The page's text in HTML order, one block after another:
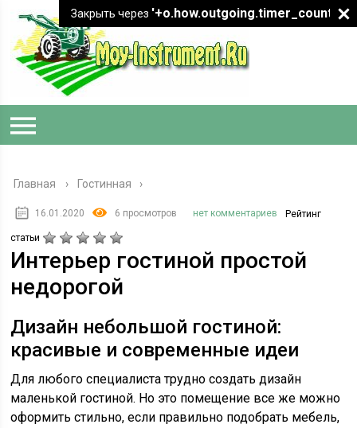
Главная › Гостинная
16.01.2020 6 просмотров нет комментариев Рейтинг
статьи
Интерьер гостиной простой
недорогой
Дизайн небольшой гостиной:
красивые и современные идеи
Для любого специалиста трудно создать дизайн
маленькой гостиной. Но это помещение все же можно
оформить стильно, если правильно подобрать мебель,
Закрыть через '+o.how.outgoing.timer_count+"